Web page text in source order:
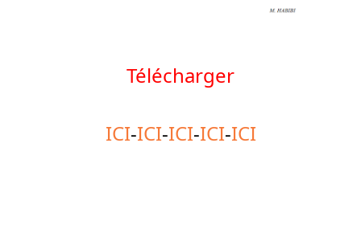
Télécharger
ICI-ICI-ICI-ICI-ICI